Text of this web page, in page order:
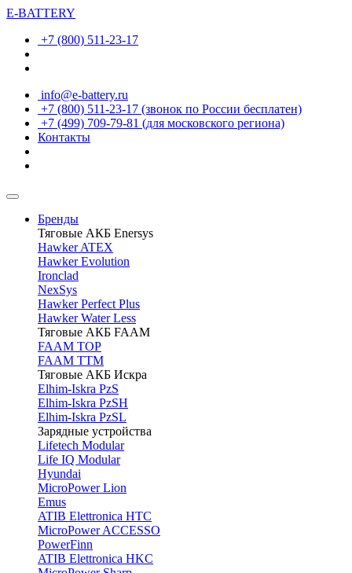
E-BATTERY
+7 (800) 511-23-17
info@e-battery.ru
+7 (800) 511-23-17 (звонок по России бесплатен)
+7 (499) 709-79-81 (для московского региона)
Контакты
Бренды
Тяговые АКБ Enersys
Hawker ATEX
Hawker Evolution
Ironclad
NexSys
Hawker Perfect Plus
Hawker Water Less
Тяговые АКБ FAAM
FAAM TOP
FAAM TTM
Тяговые АКБ Искра
Elhim-Iskra PzS
Elhim-Iskra PzSH
Elhim-Iskra PzSL
Зарядные устройства
Lifetech Modular
Life IQ Modular
Hyundai
MicroPower Lion
Emus
ATIB Elettronica HTC
MicroPower ACCESSO
PowerFinn
ATIB Elettronica HKC